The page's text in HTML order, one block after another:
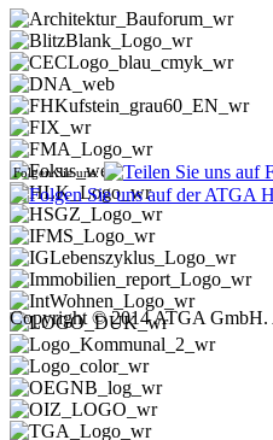
Folgen Sie uns:
Copyright © 2014 ATGA GmbH.